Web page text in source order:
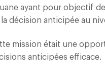
ayant pour objectif
décision anticipée au
mission était une
anticipées efficace.